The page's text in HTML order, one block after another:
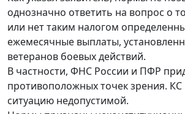
однозначно ответить на вопрос о
или нет таким налогом
ежемесячные выплаты,
ветеранов боевых действий.
В частности, ФНС России и ПФР
противоположных точек зрения.
ситуацию недопустимой.